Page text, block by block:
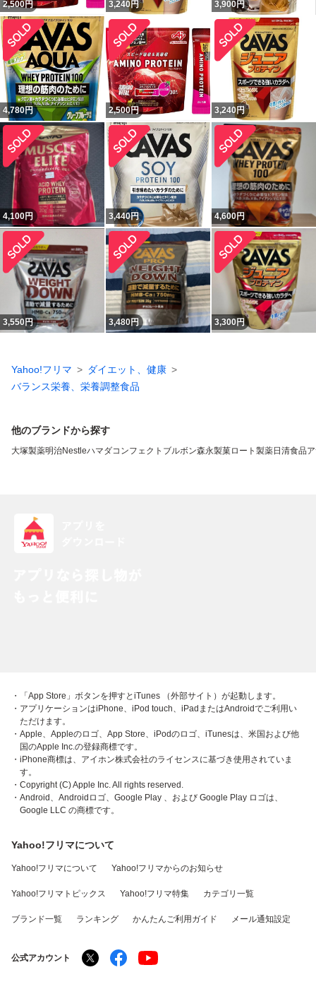
2,500円 3,240円 3,900円
4,780円 2,500円 3,240円
4,100円 3,440円 4,600円
3,550円 3,480円 3,300円
Yahoo!フリマ
ダイエット、健康
バランス栄養、栄養調整食品
他のブランドから探す
大塚製薬明治Nestleハマダコンフェクト ブルボン森永製菓ロート製薬日清食品
・「App Store」ボタンを押すとiTunes （外部サイト）が起動します。
・アプリケーションはiPhone、iPod touch、iPadまたはAndroidでご利用い
ただけます。
・Apple、Appleのロゴ、App Store、iPodのロゴ、iTunesは、米国および他
国のApple Inc.の登録商標です。
・iPhone商標は、アイホン株式会社のライセンスに基づき使用されていま
す。
・Copyright (C) Apple Inc. All rights reserved.
・Android、Androidロゴ、Google Play 、および Google Play ロゴは、
Google LLC の商標です。
Yahoo!フリマについて
Yahoo!フリマについて Yahoo!フリマからのお知らせ
Yahoo!フリマトピックス Yahoo!フリマ特集 カテゴリ一覧
ブランド一覧 ランキング かんたんご利用ガイド メール通知設定
公式アカウント